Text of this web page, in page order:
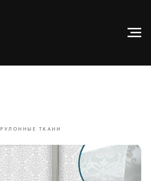
РУЛОННЫЕ ТКАНИ